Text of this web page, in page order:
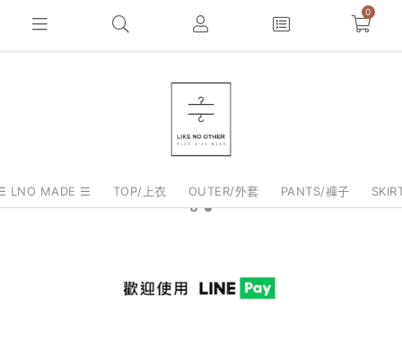
0
LNO MADE ☰ TOP/上衣 OUTER/外套 PANTS/褲子